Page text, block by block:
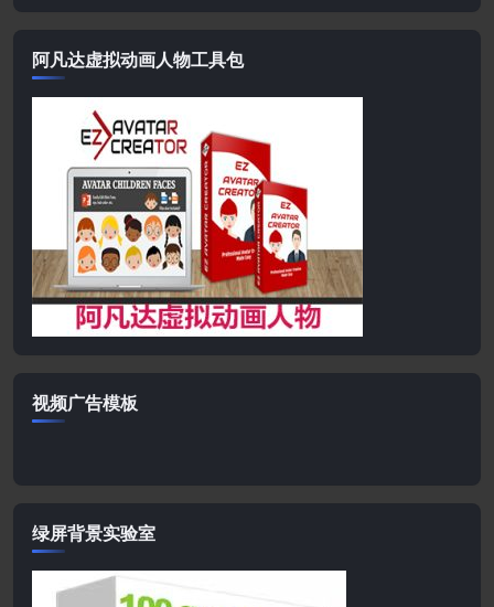
阿凡达虚拟动画人物工具包
视频广告模板
绿屏背景实验室